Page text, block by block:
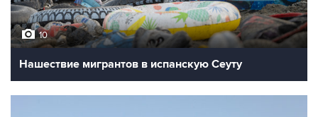
10
Нашествие мигрантов в испанскую Сеуту